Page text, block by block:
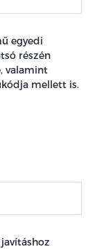
egyedi
részén
valamint
mellett is.